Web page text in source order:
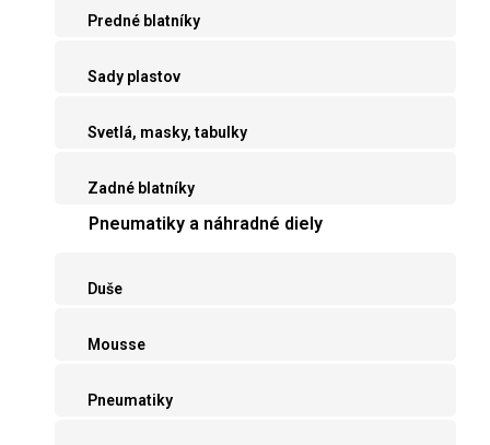
Predné blatníky
Sady plastov
Svetlá, masky, tabulky
Zadné blatníky
Pneumatiky a náhradné diely
Duše
Mousse
Pneumatiky